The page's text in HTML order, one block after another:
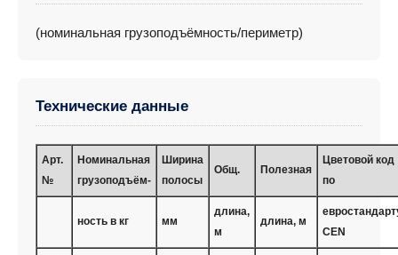
(номинальная грузоподъёмность/периметр)
Технические данные
Арт.
№
Номинальная
грузоподъём-
Ширина
полосы
Общ. Полезная
Цветовой код
по
ность в кг мм
длина,
м
длина, м
CEN